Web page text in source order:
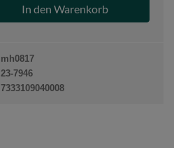
mh0817
23-7946
7333109040008